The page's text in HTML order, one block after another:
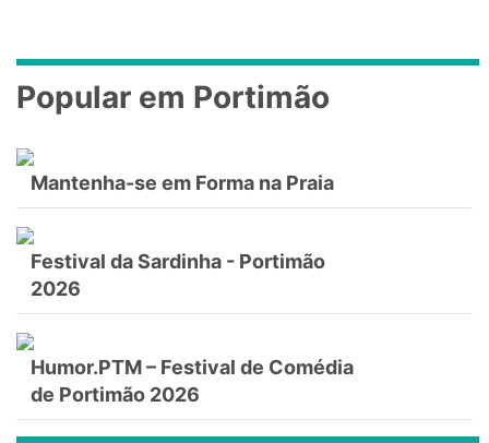
Popular em Portimão
Mantenha-se em Forma na Praia
Festival da Sardinha - Portimão
2026
Humor.PTM – Festival de Comédia
de Portimão 2026